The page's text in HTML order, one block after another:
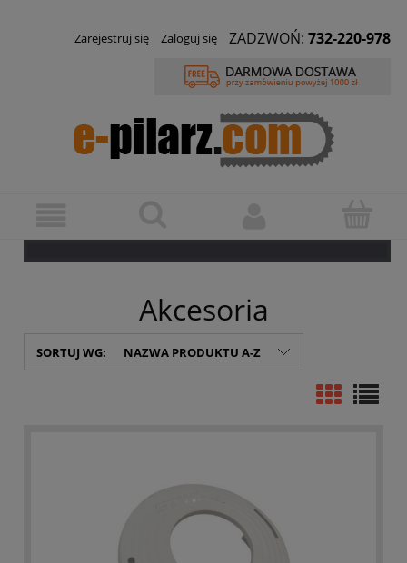
Zarejestruj się Zaloguj się ZADZWOŃ: 732-220-978
Akcesoria
SORTUJ WG: NAZWA PRODUKTU A-Z